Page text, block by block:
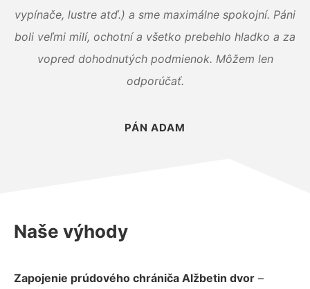
vypínače, lustre atď.) a sme maximálne spokojní. Páni
boli veľmi milí, ochotní a všetko prebehlo hladko a za
vopred dohodnutých podmienok. Môžem len
odporúčať.
PÁN ADAM
Naše výhody
Zapojenie prúdového chrániča Alžbetin dvor –